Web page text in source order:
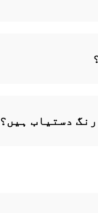
دستیاب ہیں؟